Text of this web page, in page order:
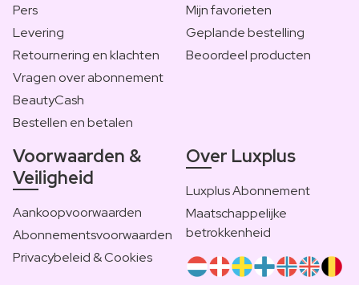
Pers
Levering
Retournering en klachten
Vragen over abonnement
BeautyCash
Bestellen en betalen
Mijn favorieten
Geplande bestelling
Beoordeel producten
Voorwaarden &
Veiligheid
Aankoopvoorwaarden
Abonnementsvoorwaarden
Privacybeleid & Cookies
Over Luxplus
Luxplus Abonnement
Maatschappelijke
betrokkenheid